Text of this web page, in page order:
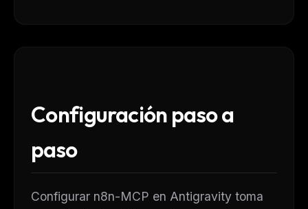
Configuración paso a
paso
Configurar n8n-MCP en Antigravity toma